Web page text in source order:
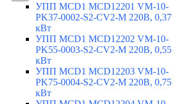
УПП MCD1 MCD12201 VM-10-
PK37-0002-S2-CV2-M 220В, 0,37
кВт
УПП MCD1 MCD12202 VM-10-
PK55-0003-S2-CV2-M 220В, 0,55
кВт
УПП MCD1 MCD12203 VM-10-
PK75-0004-S2-CV2-M 220В, 0,75
кВт